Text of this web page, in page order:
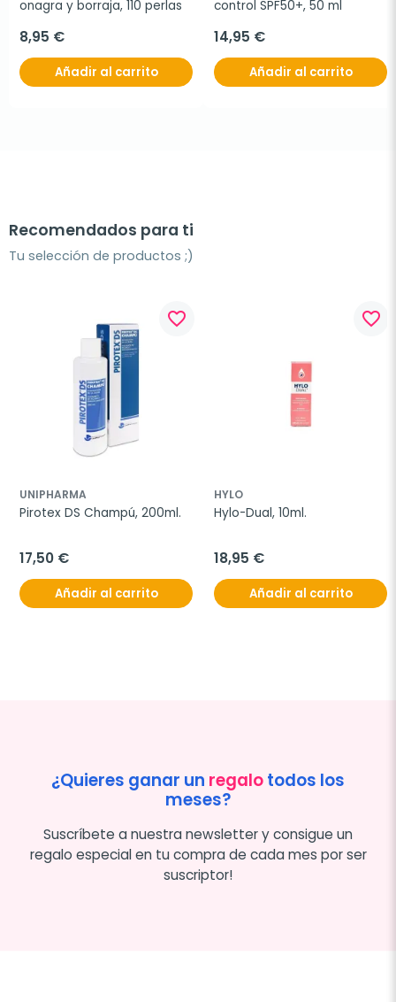
onagra y borraja, 110 perlas
8,95 €
Añadir al carrito
control SPF50+, 50 ml
14,95 €
Añadir al carrito
Recomendados para ti
Tu selección de productos ;)
favorite_border
UNIPHARMA
Pirotex DS Champú, 200ml.
17,50 €
Añadir al carrito
favorite_border
HYLO
Hylo-Dual, 10ml.
18,95 €
Añadir al carrito
¿Quieres ganar un regalotodos los
meses?
Suscríbete a nuestra newsletter y consigue un
regalo especial en tu compra de cada mes por ser
suscriptor!